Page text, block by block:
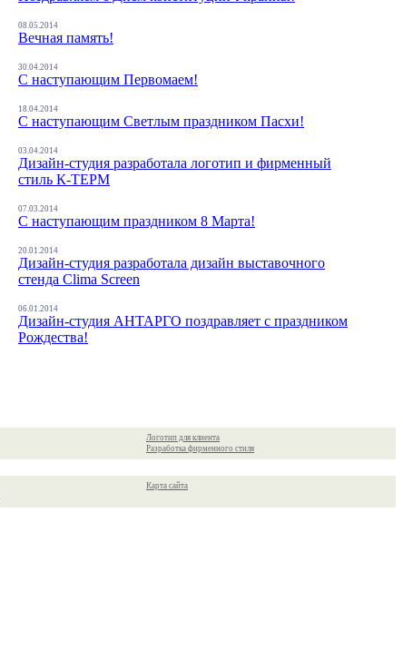
08.05.2014
Вечная память!
30.04.2014
С наступающим Первомаем!
18.04.2014
С наступающим Светлым праздником Пасхи!
03.04.2014
Дизайн-студия разработала логотип и фирменный
стиль К-ТЕРМ
07.03.2014
С наступающим праздником 8 Марта!
20.01.2014
Дизайн-студия разработала дизайн выставочного
стенда Clima Screen
06.01.2014
Дизайн-студия АНТАРГО поздравляет с праздником
Рождества!
Логотип для клиента
Разработка фирменного стиля
Карта сайта